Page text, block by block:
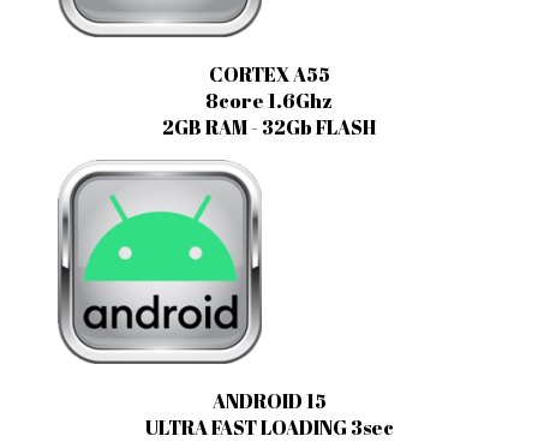
CORTEX A55
8core 1.6Ghz
2GB RAM - 32Gb FLASH
ANDROID 15
ULTRA FAST LOADING 3sec